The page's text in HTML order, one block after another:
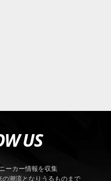
US
ーカー情報を収集
潮流となりうるものまで